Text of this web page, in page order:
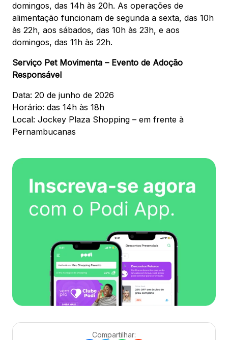
domingos, das 14h às 20h. As operações de
alimentação funcionam de segunda a sexta, das 10h
às 22h, aos sábados, das 10h às 23h, e aos
domingos, das 11h às 22h.
Serviço Pet Movimenta – Evento de Adoção
Responsável
Data: 20 de junho de 2026
Horário: das 14h às 18h
Local: Jockey Plaza Shopping – em frente à
Pernambucanas
Compartilhar: